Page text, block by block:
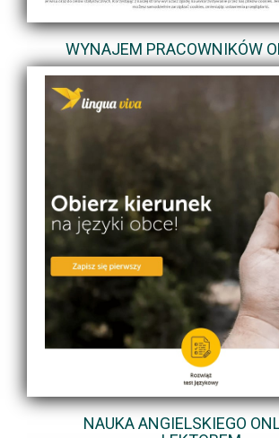
WYNAJEM PRACOWNIKÓW
NAUKA ANGIELSKIEGO